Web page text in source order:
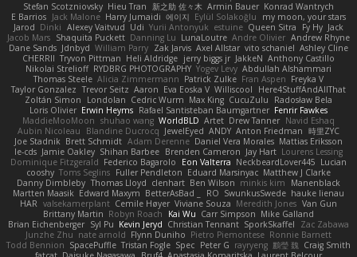
Stefan Scotzniovsky Hieu Tran 新之助 佐々木 Armin Bauer Konrad Wantrych
E Barrios Jack Malone Harry Jumaidi 에이지 Eylül Solakoğlu
my moon, your stars
Jarod Dinki Alexey Vaitvud Udi Yurii Antonyuk estuine Queen Sitra Fy Hy Jack
Jacob Mars Shaquita Puckett Danning Lu LunaLoutre Andre Olivier Andrew Rhyne
Dane Sands Jdnbyd William Parry Zak Jarvis Axel Allstar vito schaniel Ashley Cline
CHERRII Tryvon Pittman Heli Aldridge jerry biggs jr JakkeN Anthony Castillo
Nikolai Strelioff RYDBRG PHOTOGRAPHY Yogev Levy Abdullah Alshammari
Thomas Steele Alicia Zimmermann Patrick Zulke Fran Aspen Freyka V
Taylor Gonzalez Trevor Seitz Aaron Eva Eoska V Williscool
Here4StuffAndAllThat
Zoltán Simon
Londolan Cedric Wurm Max King CucuZulu
Radosław Bela
Loris Olivier Erwin Heyms Rafael Santisteban Baumgartner Fenrir Fawkes
MaddieMooMoon shuhao wang WorldBLD Artet Drew Tanner Navid Eshaq
Aubin Nicoleau
Blandine Ducrocq JewelEyed ANDY Anton Friedman 時里ZYC
Joe Stadnik Brett Schmidt Adam Derenne Daniel Vera Morales Mattias Eriksson
le-cds Jamie Oakley Shihan Barbee Brenden Cameron Jay Hart Lourens Lessing
Dominique Fitzgerald Federico Bagarolo Eon Valterra NeckbeardLover445 Lucian
cooshy Toms Seglins Fuller Pendleton Eduard Marsinyac Matthew J Clarke
Danny Dimbleby Thomas Lloyd clenhart Ben Wilson minkis kim
Manenblack
Martten Maasik Edward Maxym BetterAsBad _ RO SwunkusSwede hauke lienau
HAR valsekamerplant Cemile Høyer Viviane Souza Meredith Jones Van Gun
Brittany Martin Robyn Roach Kai Wu Carr Simpson Mike Galland
Brian Eichenberger Syl Pu Kevin Jeryd Christian Tennant SporkSkaffel
Zac Zabawa
Junzhe Zhu nate arnold Flynn Duniho Pietro Piemontese Ronnie Barnett
Todd Bennion SpacePuffle Tristan Fogle Spec Peter G rayryeng 鸝瑩 魏 Craig Smith